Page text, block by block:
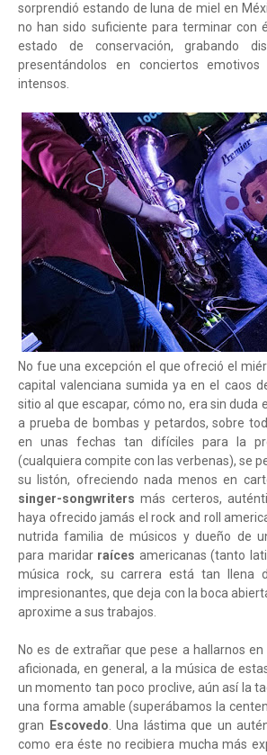
sorprendió estando de luna de miel en
no han sido suficiente para terminar con
estado de conservación, grabando
presentándolos en conciertos
intensos.
No fue una excepción el que ofreció el
capital valenciana sumida ya en el caos
sitio al que escapar, cómo no, era sin duda el
a prueba de bombas y petardos, sobre
en unas fechas tan difíciles para la
(cualquiera compite con las verbenas), se
su listón, ofreciendo nada menos en
singer-songwriters más certeros,
haya ofrecido jamás el rock and roll
nutrida familia de músicos y dueño de
para maridar raíces americanas (tanto
música rock, su carrera está tan llena
impresionantes, que deja con la boca
aproxime a sus trabajos.
No es de extrañar que pese a hallarnos
aficionada, en general, a la música de
un momento tan poco proclive, aún así la
una forma amable (superábamos la
gran
Escovedo. Una lástima que un
como era éste no recibiera mucha más